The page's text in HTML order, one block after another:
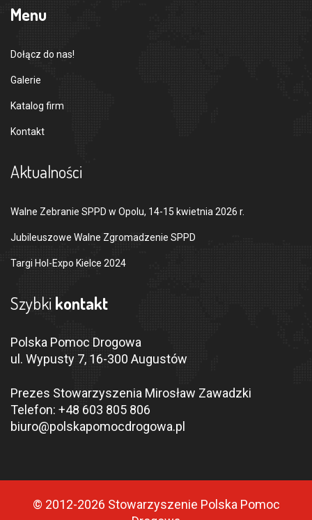
Menu
Dołącz do nas!
Galerie
Katalog firm
Kontakt
Aktualności
Walne Zebranie SPPD w Opolu, 14-15 kwietnia 2026 r.
Jubileuszowe Walne Zgromadzenie SPPD
Targi Hol-Expo Kielce 2024
Szybki kontakt
Polska Pomoc Drogowa
ul. Wypusty 7, 16-300 Augustów
Prezes Stowarzyszenia Mirosław Zawadzki
Telefon: +48 603 805 806
biuro@polskapomocdrogowa.pl
© 2012-2026 Stowarzyszenie Polska Pomoc